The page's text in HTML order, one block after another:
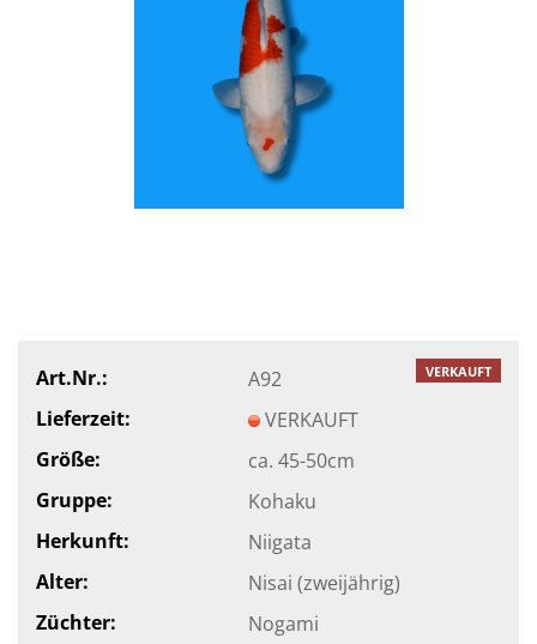
VERKAUFT
Art.Nr.:
A92
Lieferzeit:
VERKAUFT
Größe:
ca. 45-50cm
Gruppe:
Kohaku
Herkunft:
Niigata
Alter:
Nisai (zweijährig)
Züchter:
Nogami